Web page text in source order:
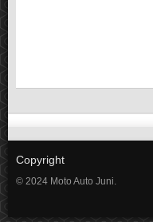
Copyright
© 2024 Moto Auto Juni.